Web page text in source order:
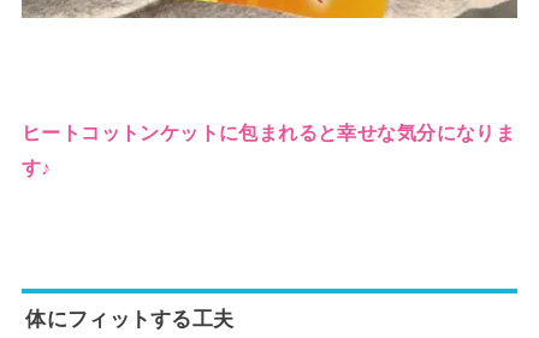
ヒートコットンケットに包まれると幸せな気分になりま
す♪
体にフィットする工夫